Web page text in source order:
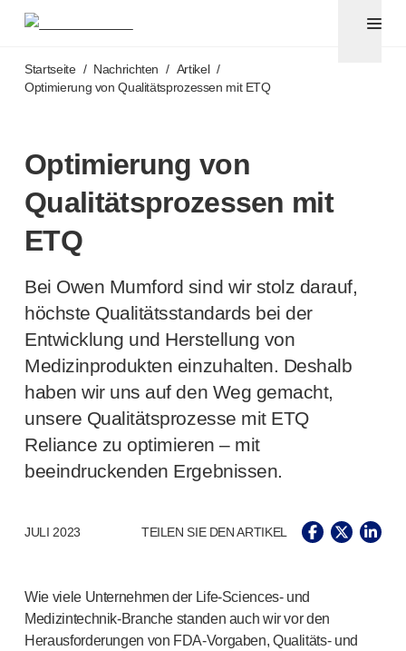
®
Unifine Pentips
Unifine Pentips Plus
Unifine Syringes
Venenpunktion
Unistik®ShieldLock
Point-of-Care-Tests
Unistik® Touch
Unistik ®TinyTouch™
Unistik®Heelstik
Autolet
®Plus
Unilet Stechhilfen
Unilet Lanzetten
Beckenbodengesundheit
Empelvic ®
Amielle®Care
Neuropathie
Neuropen®
Neuropen®Monofilamente
Startseite / Nachrichten / Artikel /
Optimierung von Qualitätsprozessen mit ETQ
Optimierung von
Qualitätsprozessen mit
ETQ
Bei Owen Mumford sind wir stolz darauf,
höchste Qualitätsstandards bei der
Entwicklung und Herstellung von
Medizinprodukten einzuhalten. Deshalb
haben wir uns auf den Weg gemacht,
unsere Qualitätsprozesse mit ETQ
Reliance zu optimieren – mit
beeindruckenden Ergebnissen.
JULI 2023 TEILEN SIE DEN ARTIKEL
Wie viele Unternehmen der Life-Sciences- und
Medizintechnik-Branche standen auch wir vor den
Herausforderungen von FDA-Vorgaben, Qualitäts- und